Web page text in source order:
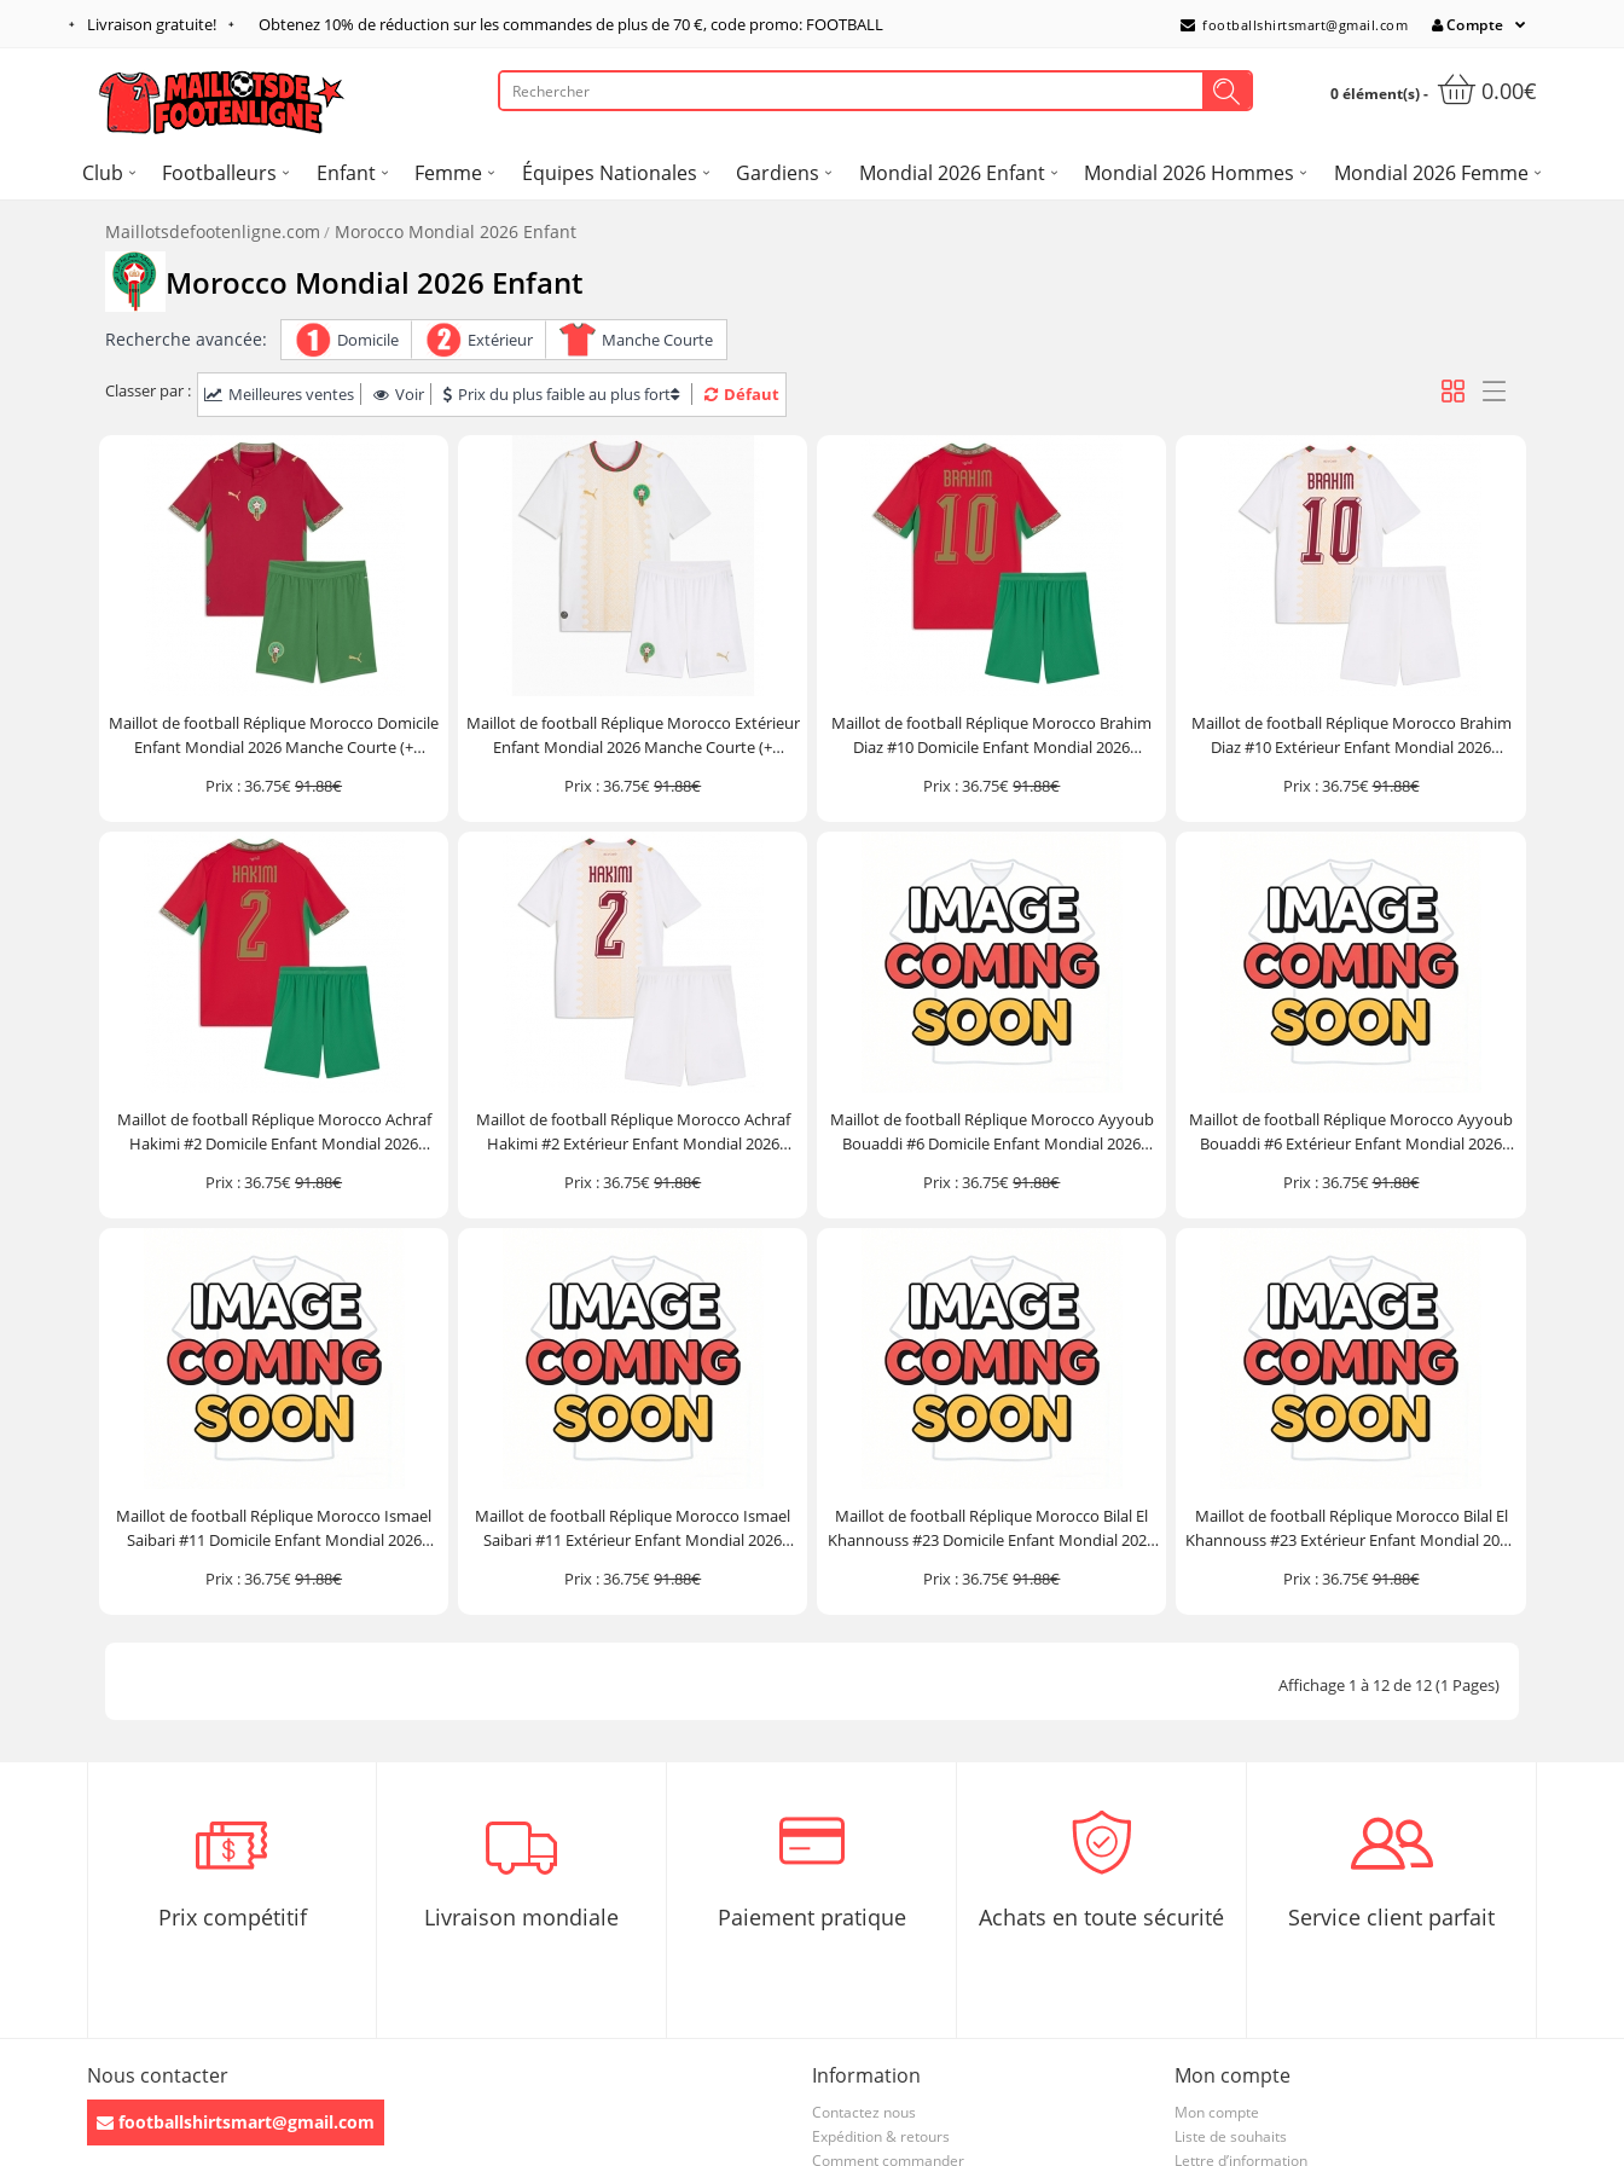
Livraison gratuite! Obtenez 10% de réduction sur les commandes de plus de70 €, code promo: FOOTBALL footballshirtsmart@gmail.com Compte
0 élément(s) - 0.00€
Club Footballeurs Enfant Femme Équipes Nationales Gardiens Mondial 2026 Enfant Mondial 2026 Hommes Mondial 2026 Femme
Maillotsdefootenligne.com Morocco Mondial 2026 Enfant
Morocco Mondial 2026 Enfant
Recherche avancée: Domicile Extérieur Manche Courte
Classer par : Meilleures ventes Voir Prix du plus faible au plus fort Défaut
Maillot de football Réplique Morocco Domicile
Enfant Mondial 2026 Manche Courte (+
Prix :36.75€91.88€
Maillot de football Réplique Morocco Extérieur
Enfant Mondial 2026 Manche Courte (+
Prix :36.75€91.88€
Maillot de football Réplique Morocco Brahim
Diaz #10 Domicile Enfant Mondial 2026
Prix :36.75€91.88€
Maillot de football Réplique Morocco Brahim
Diaz #10 Extérieur Enfant Mondial 2026
Prix :36.75€91.88€
Maillot de football Réplique Morocco Achraf
Hakimi #2 Domicile Enfant Mondial 2026
Prix :36.75€91.88€
Maillot de football Réplique Morocco Achraf
Hakimi #2 Extérieur Enfant Mondial 2026
Prix :36.75€91.88€
Maillot de football Réplique Morocco Ayyoub
Bouaddi #6 Domicile Enfant Mondial 2026
Prix :36.75€91.88€
Maillot de football Réplique Morocco Ayyoub
Bouaddi #6 Extérieur Enfant Mondial 2026
Prix :36.75€91.88€
Maillot de football Réplique Morocco Ismael
Saibari #11 Domicile Enfant Mondial 2026
Prix :36.75€91.88€
Maillot de football Réplique Morocco Ismael
Saibari #11 Extérieur Enfant Mondial 2026
Prix :36.75€91.88€
Maillot de football Réplique Morocco Bilal El
Khannouss #23 Domicile Enfant Mondial 2026
Prix :36.75€91.88€
Maillot de football Réplique Morocco Bilal El
Khannouss #23 Extérieur Enfant Mondial 2026
Prix :36.75€91.88€
Affichage 1 à 12 de 12 (1 Pages)
Prix compétitif Livraison mondiale Paiement pratique Achats en toute sécurité Service client parfait
Nous contacter
footballshirtsmart@gmail.com
Information
Contactez nous
Expédition & retours
Comment commander
Mon compte
Mon compte
Liste de souhaits
Lettre d’information